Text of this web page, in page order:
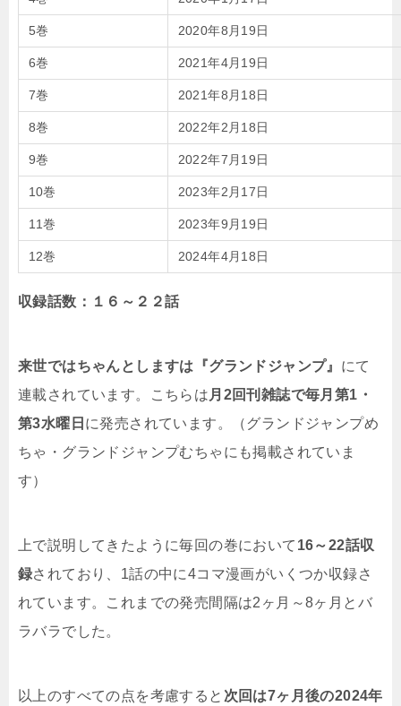
5巻 2020年8月19日
6巻 2021年4月19日
7巻 2021年8月18日
8巻 2022年2月18日
9巻 2022年7月19日
10巻 2023年2月17日
11巻 2023年9月19日
12巻 2024年4月18日
収録話数：１６～２２話
来世ではちゃんとしますは『グランドジャンプ』 にて
連載されています。こちらは 月2回刊雑誌で毎月第1・
第3水曜日 に発売されています。（グランドジャンプめ
ちゃ・グランドジャンプむちゃにも掲載されていま
す）
上で説明してきたように毎回の巻において 16～22話収
録されており、1話の中に4コマ漫画がいくつか収録さ
れています。これまでの発売間隔は2ヶ月～8ヶ月とバ
ラバラでした。
以上のすべての点を考慮すると 次回は7ヶ月後の2024年